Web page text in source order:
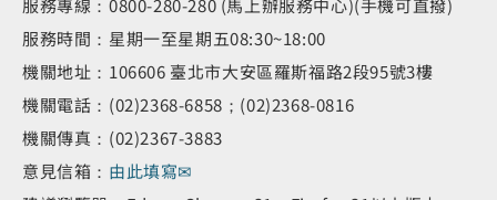
服務專線：0800-280-280 (馬上辦服務中心)(手機可直撥)
服務時間：星期一至星期五08:30~18:00
機關地址：106606 臺北市大安區羅斯福路2段95號3樓
機關電話：(02)2368-6858；(02)2368-0816
機關傳真：(02)2367-3883
意見信箱： 由此填寫✉